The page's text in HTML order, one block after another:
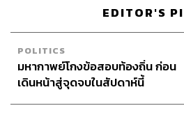
EDITOR'S
POLITICS
มหากาพย์โกงข้อสอบท้องถิ่น ก่อน
เดินหน้าสู่จุดจบในสัปดาห์นี้